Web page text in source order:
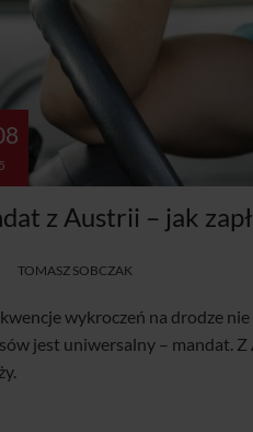
z Austrii – jak
TOMASZ SOBCZAK
wykroczeń na drodze
jest uniwersalny – mandat.